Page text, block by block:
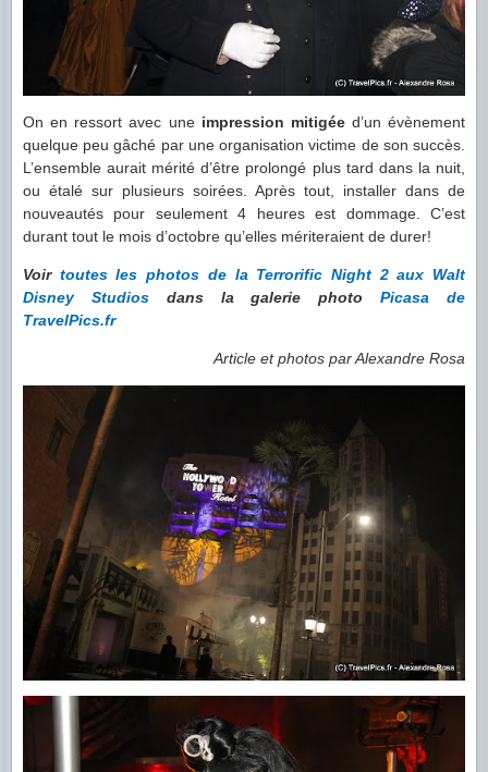
On en ressort avec une impression mitigéed’un évènement
quelque peu gâché par une organisation victime de son succès.
L’ensemble aurait mérité d’être prolongé plus tard dans la nuit,
ou étalé sur plusieurs soirées. Après tout, installer dans de
nouveautés pour seulement 4 heures est dommage. C’est
durant tout le mois d’octobre qu’elles mériteraient de durer!
Voir toutes les photos de la Terrorific Night 2 aux Walt
Disney Studiosdans la galerie photoPicasa de
TravelPics.fr
Article et photos par Alexandre Rosa